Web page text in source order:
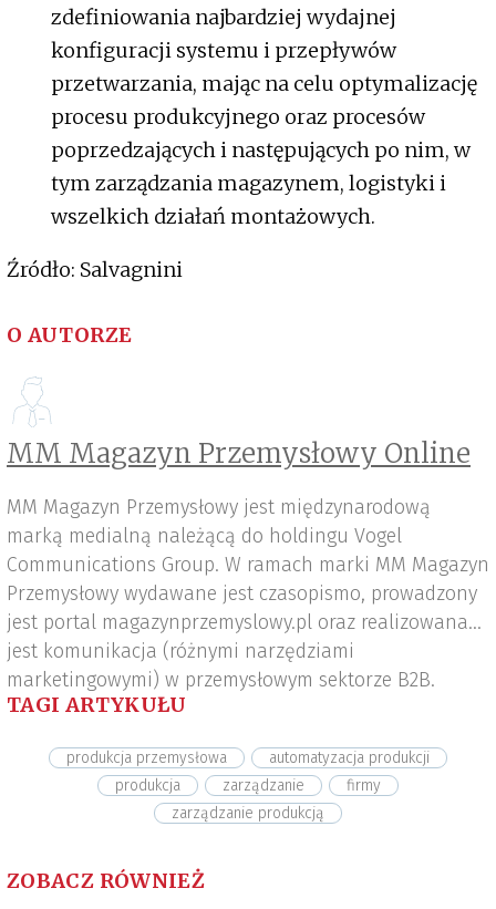
zdefiniowania najbardziej wydajnej
konfiguracji systemu i przepływów
przetwarzania, mając na celu optymalizację
procesu produkcyjnego oraz procesów
poprzedzających i następujących po nim, w
tym zarządzania magazynem, logistyki i
wszelkich działań montażowych.
Źródło: Salvagnini
O AUTORZE
MM Magazyn Przemysłowy Online
MM Magazyn Przemysłowy jest międzynarodową
marką medialną należącą do holdingu Vogel
Communications Group. W ramach marki MM Magazyn
Przemysłowy wydawane jest czasopismo, prowadzony
jest portal magazynprzemyslowy.pl oraz realizowana
jest komunikacja (różnymi narzędziami
marketingowymi) w przemysłowym sektorze B2B.
TAGI ARTYKUŁU
produkcja przemysłowa
automatyzacja produkcji
produkcja
zarządzanie
firmy
zarządzanie produkcją
ZOBACZ RÓWNIEŻ